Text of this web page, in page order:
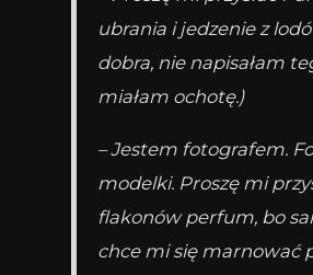
ubrania i jedzenie z
dobra, nie napisałam
miałam ochotę.)
– Jestem fotografem.
modelki. Proszę mi
flakonów perfum, bo
chce mi się marnować